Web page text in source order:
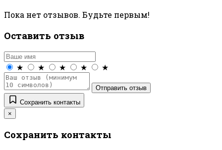
Пока нет отзывов. Будьте первым!
Оставить отзыв
★ ★ ★ ★ ★
Отправить отзыв
Сохранить контакты
×
Сохранить контакты